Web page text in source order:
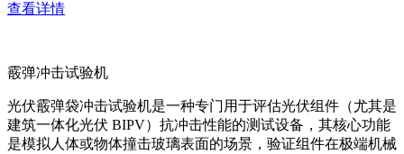
查看详情
霰弹冲击试验机
光伏霰弹袋冲击试验机是一种专门用于评估光伏组件（尤其是
建筑一体化光伏 BIPV）抗冲击性能的测试设备，其核心功能
是模拟人体或物体撞击玻璃表面的场景，验证组件在极端机械